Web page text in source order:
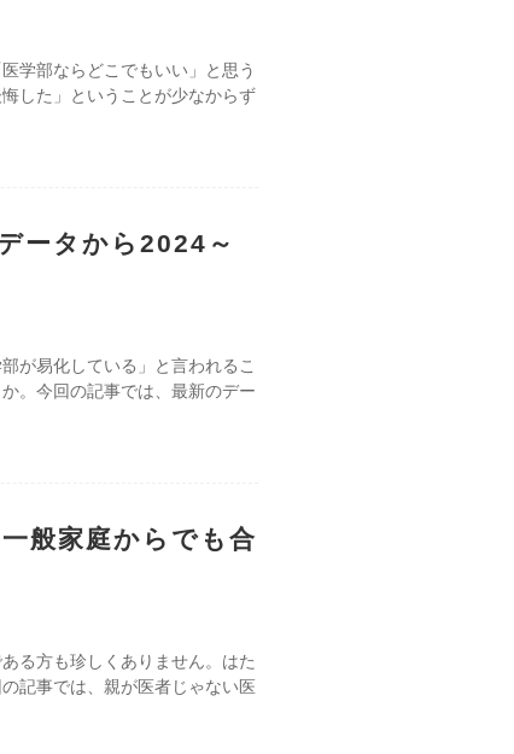
学部ならどこでもいい」と思う
した」ということが少なからず
ータから2024～
が易化している」と言われるこ
。今回の記事では、最新のデー
般家庭からでも合
る方も珍しくありません。はた
記事では、親が医者じゃない医